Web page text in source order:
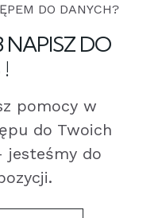
DO DANYCH?
DO
pomocy w
do Twoich
jesteśmy do